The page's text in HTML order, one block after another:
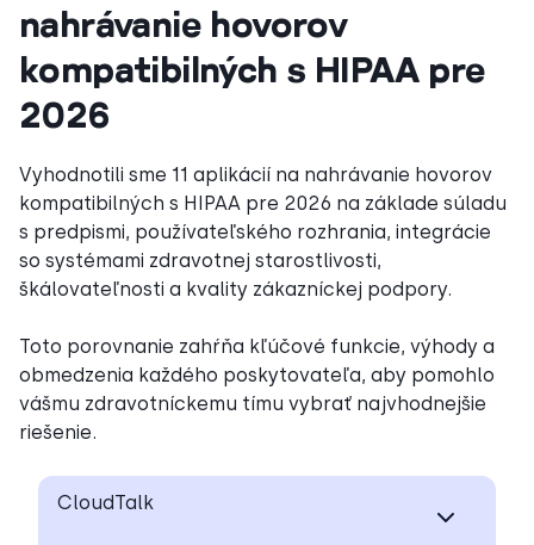
nahrávanie hovorov
kompatibilných s HIPAA pre
2026
Vyhodnotili sme 11 aplikácií na nahrávanie hovorov
kompatibilných s HIPAA pre 2026 na základe súladu
s predpismi, používateľského rozhrania, integrácie
so systémami zdravotnej starostlivosti,
škálovateľnosti a kvality zákazníckej podpory.
Toto porovnanie zahŕňa kľúčové funkcie, výhody a
obmedzenia každého poskytovateľa, aby pomohlo
vášmu zdravotníckemu tímu vybrať najvhodnejšie
riešenie.
CloudTalk